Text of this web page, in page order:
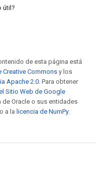
útil?
de esta página está
Creative Commons y los
Apache 2.0. Para obtener
Sitio Web de Google
de Oracle o sus entidades
a la licencia de NumPy.